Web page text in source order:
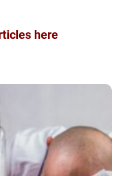
here